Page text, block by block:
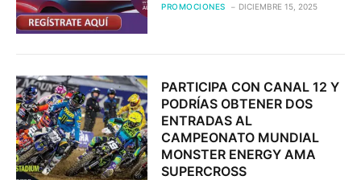
PROMOCIONES DICIEMBRE 15, 2025
PARTICIPA CON CANAL 12 Y
PODRÍAS OBTENER DOS
ENTRADAS AL
CAMPEONATO MUNDIAL
MONSTER ENERGY AMA
SUPERCROSS